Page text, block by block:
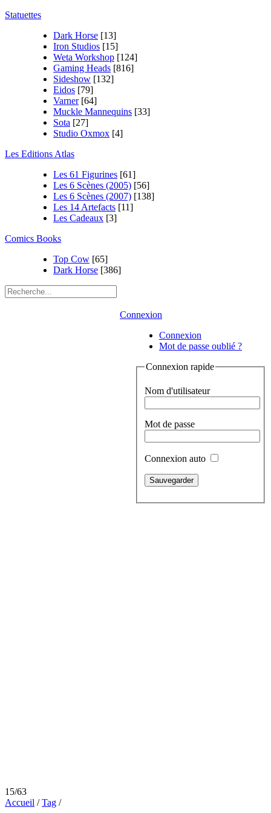
Statuettes
Dark Horse [13]
Iron Studios [15]
Weta Workshop [124]
Gaming Heads [816]
Sideshow [132]
Eidos [79]
Varner [64]
Muckle Mannequins [33]
Sota [27]
Studio Oxmox [4]
Les Editions Atlas
Les 61 Figurines [61]
Les 6 Scènes (2005) [56]
Les 6 Scènes (2007) [138]
Les 14 Artefacts [11]
Les Cadeaux [3]
Comics Books
Top Cow [65]
Dark Horse [386]
Connexion
Connexion
Mot de passe oublié ?
Connexion rapide
Nom d'utilisateur
Mot de passe
Connexion auto
15/63
Accueil /Tag /